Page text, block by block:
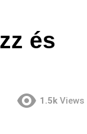
és
1.5k Views